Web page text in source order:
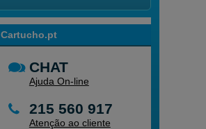
Cartucho.pt
CHAT
Ajuda On-line
215 560 917
Atenção ao cliente